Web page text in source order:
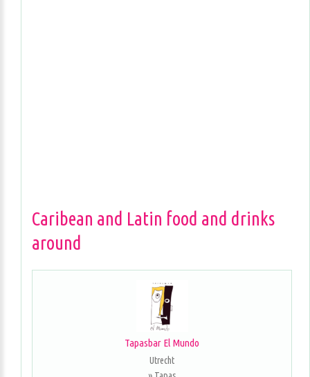
Caribean and Latin food and drinks
around
Tapasbar El Mundo
Utrecht